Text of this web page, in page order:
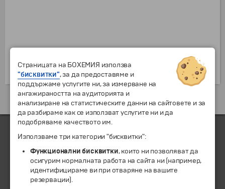
ЧЛЕН НА
Страницата на БОХЕМИЯ използва
"бисквитки", за да предоставяме и
поддържаме услугите ни, за измерване на
ангажираността на аудиторията и
анализиране на статистическите данни на сайтовете и за
да разбираме как се използват услугите ни и да
подобряваме качеството им.
Използваме три категории "бисквитки":
Функционални бисквитки, които ни позволяват да
осигурим нормалната работа на сайта ни (например,
идентифицираме ви при отваряне на вашите
резервации).